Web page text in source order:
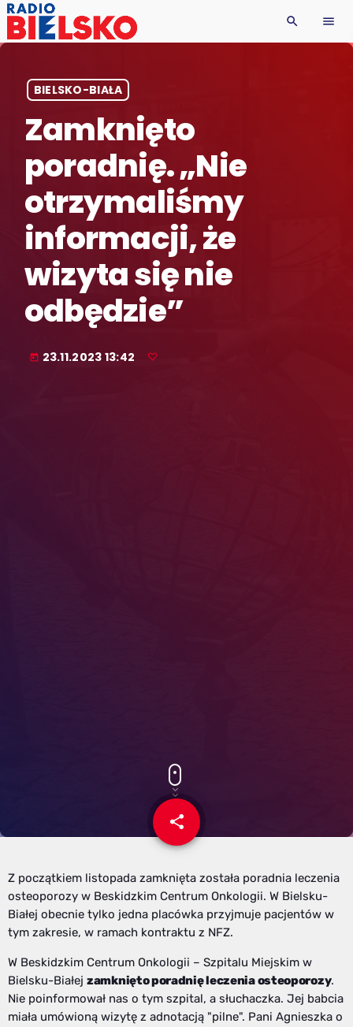
search menu
BIELSKO-BIAŁA
Zamknięto
poradnię. „Nie
otrzymaliśmy
informacji, że
wizyta się nie
odbędzie”
today 23.11.2023 13:42
share
email
Z początkiem listopada zamknięta została poradnia leczenia
osteoporozy w Beskidzkim Centrum Onkologii. W Bielsku-
Białej obecnie tylko jedna placówka przyjmuje pacjentów w
tym zakresie, w ramach kontraktu z NFZ.
W Beskidzkim Centrum Onkologii – Szpitalu Miejskim w
Bielsku-Białej zamknięto poradnię leczenia osteoporozy.
Nie poinformował nas o tym szpital, a słuchaczka. Jej babcia
miała umówioną wizytę z adnotacją "pilne". Pani Agnieszka o